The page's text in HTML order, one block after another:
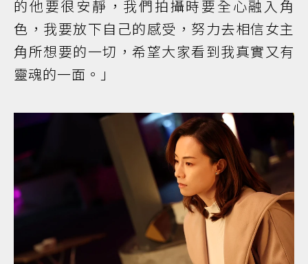
的他要很安靜，我們拍攝時要全心融入角
色，我要放下自己的感受，努力去相信女主
角所想要的一切，希望大家看到我真實又有
靈魂的一面。」